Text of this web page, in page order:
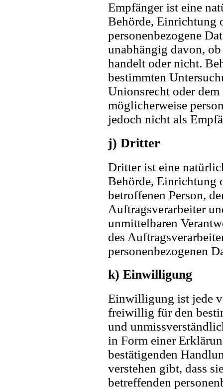
Empfänger ist eine
Behörde, Einrichtung
personenbezogene
unabhängig davon,
handelt oder nicht.
bestimmten
Unionsrecht oder
möglicherweise
jedoch nicht als
j) Dritter
Dritter ist eine
Behörde, Einrichtung
betroffenen Person,
Auftragsverarbeiter
unmittelbaren
des
personenbezogenen
k) Einwilligung
Einwilligung ist jede
freiwillig für den
und
in Form einer
bestätigenden
verstehen gibt, dass
betreffenden